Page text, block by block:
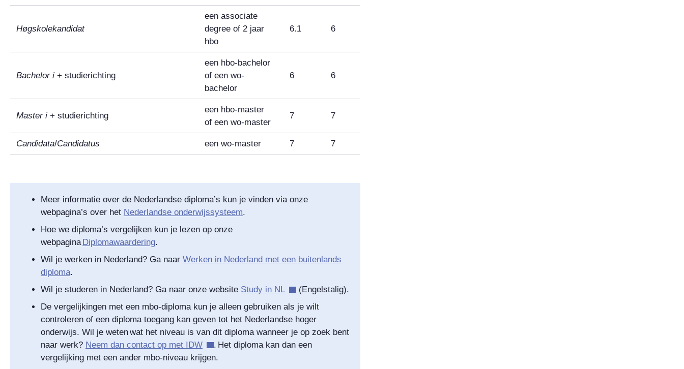
Høgskolekandidat
een associate
degree of 2 jaar
hbo
6.1 6
Bachelor i + studierichting
een hbo-bachelor
of een wo-
bachelor
6 6
Master i + studierichting
een hbo-master
of een wo-master
7 7
Candidata/Candidatus een wo-master 7 7
Meer informatie over de Nederlandse diploma’s kun je vinden via onze
webpagina’s over het Nederlandse onderwijssysteem.
Hoe we diploma’s vergelijken kun je lezen op onze
webpaginaDiplomawaardering.
Wil je werken in Nederland? Ga naar Werken in Nederland met een buitenlands
diploma.
Wil je studeren in Nederland? Ga naar onze website Study in NL
(Engelstalig).
De vergelijkingen met een mbo-diploma kun je alleen gebruiken als je wilt
controleren of een diploma toegang kan geven tot het Nederlandse hoger
onderwijs. Wil je weten wat het niveau is van dit diploma wanneer je op zoek bent
naar werk? Neem dan contact op met IDW
. Het diploma kan dan een
vergelijking met een ander mbo-niveau krijgen.